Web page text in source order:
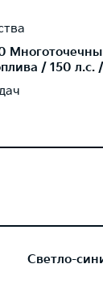
/ 150 л.с.
Светло-